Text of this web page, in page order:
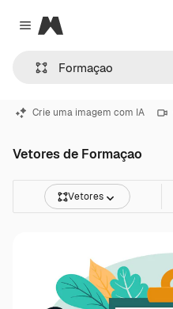
Close menu
Magnific
Crie uma imagem com IA
Vetores de Formaçao
Vetores